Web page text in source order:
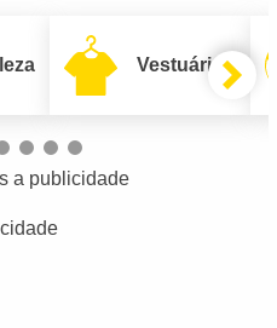
Vestuário
a publicidade